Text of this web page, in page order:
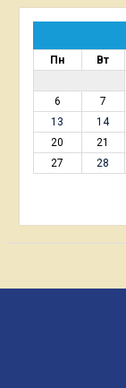
Пн Вт
6
7
13
14
20
21
27
28